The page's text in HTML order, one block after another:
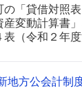
の「貸借対照
変動計算書
表（令和２年
地方公会計制